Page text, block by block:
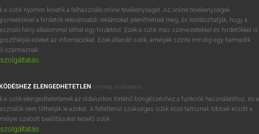
BELÉPÉS
próbaverziójának elindításához
regisztrálok ésbelépek.
REGISZTRÁCIÓ
a sütik nyomon követik a felhasználó online tevékenységét. Az online tevékenységek
a hirdetők relevánsabb reklámokat jeleníthetnek meg, és korlátozhatják, hogy a
hány alkalommal láthat egy hirdetést. Ezek a sütik más szervezetekkel és hirdetőkkel is
ezeket az információkat. Ezek állandó sütik, amelyek szinte mindig egy harmadik
származnak.
szolgáltatás
ELENGEDHETETLEN (mindig szükséges)
a sütik elengedhetetlenek az oldalunkon történő böngészéshez,a funkciók használatához, és a
nem tilthatják le azokat. A feltétlenül szükséges sütik közé tartoznak többek között a
szabott beállításokat kezelő sütik.
szolgáltatás